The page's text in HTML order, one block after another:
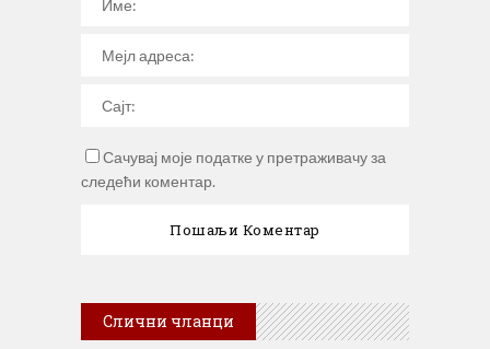
Сачувај моје податке у претраживачу за
следећи коментар.
Слични чланци